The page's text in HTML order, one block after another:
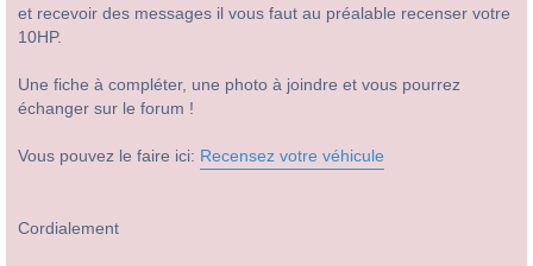
et recevoir des messages il vous faut au préalable recenser votre
10HP.
Une fiche à compléter, une photo à joindre et vous pourrez
échanger sur le forum !
Vous pouvez le faire ici: Recensez votre véhicule
Cordialement